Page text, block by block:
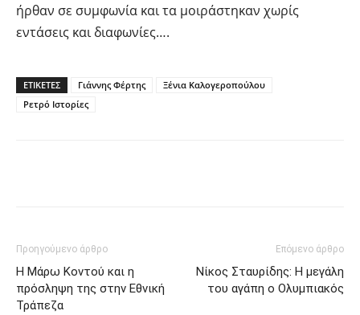
ήρθαν σε συμφωνία και τα μοιράστηκαν χωρίς
εντάσεις και διαφωνίες….
ΕΤΙΚΕΤΕΣ Γιάννης Φέρτης
Ξένια Καλογεροπούλου
Ρετρό Ιστορίες
Προηγούμενο άρθρο
Η Μάρω Κοντού και η
πρόσληψη της στην Εθνική
Τράπεζα
Επόμενο άρθρο
Νίκος Σταυρίδης: Η μεγάλη
του αγάπη ο Ολυμπιακός